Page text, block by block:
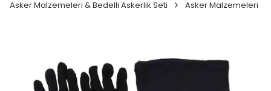
Asker Malzemeleri & Bedelli Askerlik Seti Asker Malzemeleri